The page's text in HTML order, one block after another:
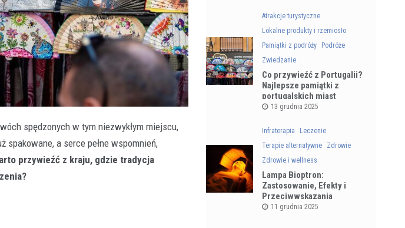
spędzonych w tym niezwykłym miejscu,
a serce pełne wspomnień,
przywieźć z kraju, gdzie tradycja
Atrakcje turystyczne
Lokalne produkty i rzemiosło
Pamiątki z podróży
Podróże
Zwiedzanie
Co przywieźć z Portugalii?
Najlepsze pamiątki z
portugalskich miast
13 grudnia 2025
Infraterapia
Leczenie
Terapie alternatywne
Zdrowie
Zdrowie i wellness
Lampa Bioptron:
Zastosowanie, Efekty i
Przeciwwskazania
11 grudnia 2025